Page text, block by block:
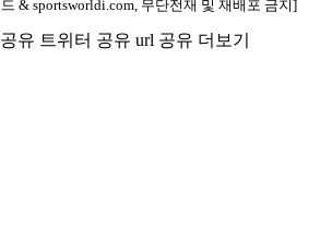
& sportsworldi.com, 무단전재 및 재배포 금지]
유 트위터 공유 url 공유 더보기